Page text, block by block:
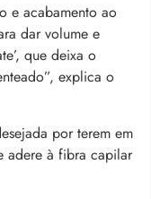
e acabamento ao
dar volume e
que deixa o
explica o
por terem em
adere à fibra capilar